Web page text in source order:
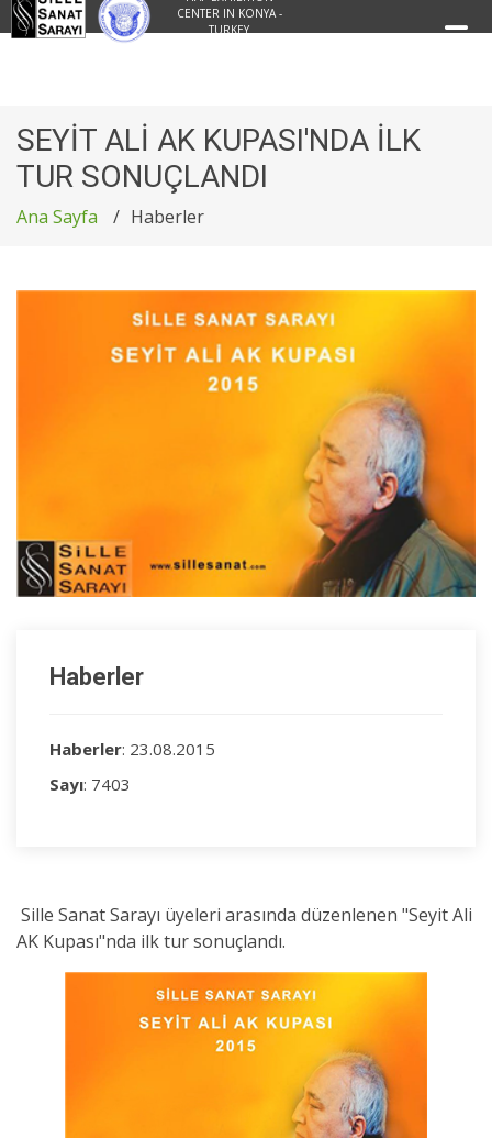
CENTER IN KONYA -
TURKEY
SEYİT ALİ AK KUPASI'NDA İLK
TUR SONUÇLANDI
Ana Sayfa Haberler
Haberler
Haberler: 23.08.2015
Sayı: 7403
Sille Sanat Sarayı üyeleri arasında düzenlenen "Seyit Ali
AK Kupası"nda ilk tur sonuçlandı.